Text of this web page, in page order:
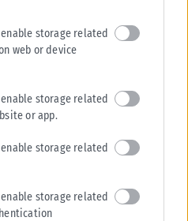
storage related
web or device
storage related
or app.
storage related
storage related
2026